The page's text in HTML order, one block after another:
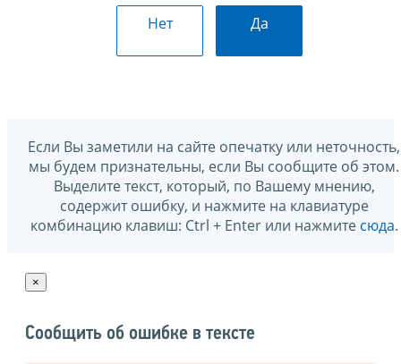
Нет Да
Если Вы заметили на сайте опечатку или неточность,
мы будем признательны, если Вы сообщите об этом.
Выделите текст, который, по Вашему мнению,
содержит ошибку, и нажмите на клавиатуре
комбинацию клавиш: Ctrl + Enter или нажмите сюда.
×
Сообщить об ошибке в тексте